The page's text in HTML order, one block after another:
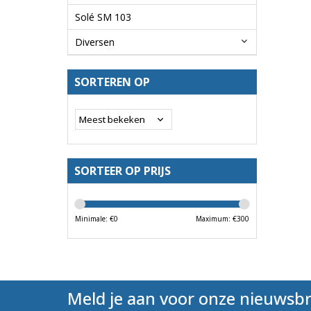
Solé SM 103
Diversen
SORTEREN OP
SORTEER OP PRIJS
Minimale: €0 Maximum: €300
Meld je aan voor onze